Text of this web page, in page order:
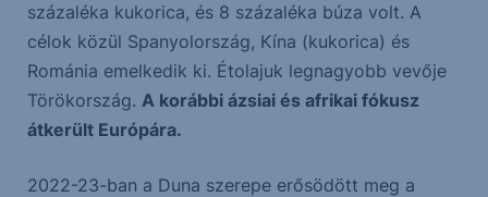
százaléka kukorica, és 8 százaléka búza volt. A
célok közül Spanyolország, Kína (kukorica) és
Románia emelkedik ki. Étolajuk legnagyobb vevője
Törökország. A korábbi ázsiai és afrikai fókusz
átkerült Európára.
2022-23-ban a Duna szerepe erősödött meg a